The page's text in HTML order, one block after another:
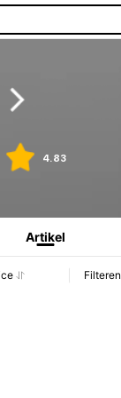
4.83
Artikel
Filteren